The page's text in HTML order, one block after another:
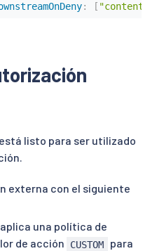
: [ "content-
listo para ser utilizado
externa con el siguiente
una política de
de acción
CUSTOM
para